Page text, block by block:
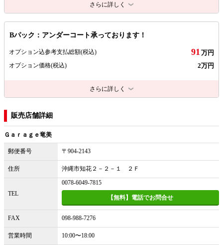
さらに詳しく
Bパック：アンダーコート承っております！
オプション込参考支払総額(税込) 91 万円
オプション価格(税込) 2万円
さらに詳しく
販売店舗詳細
Ｇａｒａｇｅ竜美
郵便番号 〒904-2143
住所 沖縄市知花２－２－１ ２Ｆ
TEL
0078-6049-7815
【無料】電話でお問合せ
FAX 098-988-7276
営業時間 10:00〜18:00